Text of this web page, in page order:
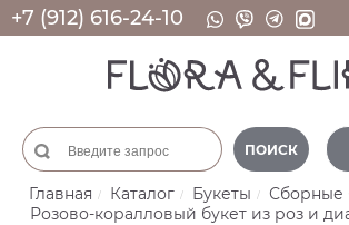
+7 (912) 616-24-10
ПОИСК
Главная Каталог Букеты
Сборные
Розово-коралловый букет из роз и